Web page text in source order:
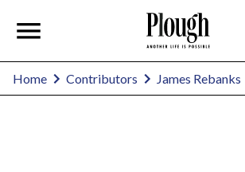
Home Contributors James Rebanks